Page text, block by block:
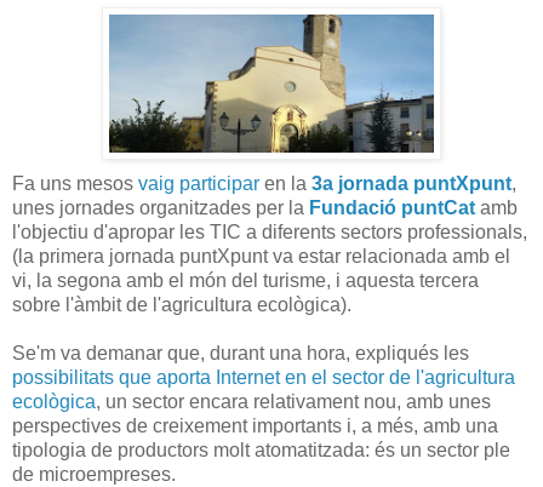
Fa uns mesos vaig participar en la 3a jornada puntXpunt,
unes jornades organitzades per la Fundació puntCat amb
l'objectiu d'apropar les TIC a diferents sectors professionals,
(la primera jornada puntXpunt va estar relacionada amb el
vi, la segona amb el món del turisme, i aquesta tercera
sobre l'àmbit de l'agricultura ecològica).
Se'm va demanar que, durant una hora, expliqués les
possibilitats que aporta Internet en el sector de l'agricultura
ecològica, un sector encara relativament nou, amb unes
perspectives de creixement importants i, a més, amb una
tipologia de productors molt atomatitzada: és un sector ple
de microempreses.